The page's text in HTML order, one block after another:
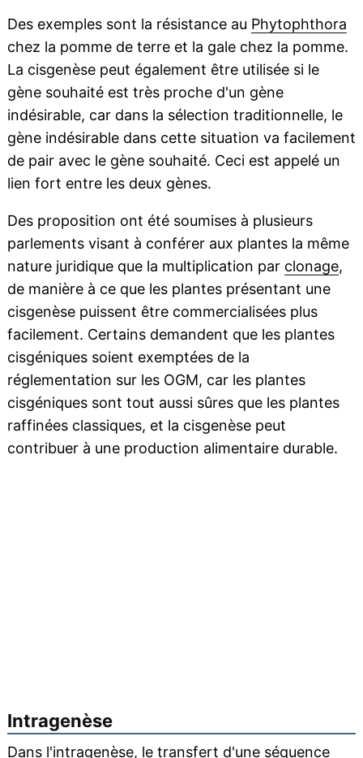
Des exemples sont la résistance au Phytophthora
chez la pomme de terre et la gale chez la pomme.
La cisgenèse peut également être utilisée si le
gène souhaité est très proche d'un gène
indésirable, car dans la sélection traditionnelle, le
gène indésirable dans cette situation va facilement
de pair avec le gène souhaité. Ceci est appelé un
lien fort entre les deux gènes.
Des proposition ont été soumises à plusieurs
parlements visant à conférer aux plantes la même
nature juridique que la multiplication par clonage,
de manière à ce que les plantes présentant une
cisgenèse puissent être commercialisées plus
facilement. Certains demandent que les plantes
cisgéniques soient exemptées de la
réglementation sur les OGM, car les plantes
cisgéniques sont tout aussi sûres que les plantes
raffinées classiques, et la cisgenèse peut
contribuer à une production alimentaire durable.
Intragenèse
Dans l'intragenèse, le transfert d'une séquence